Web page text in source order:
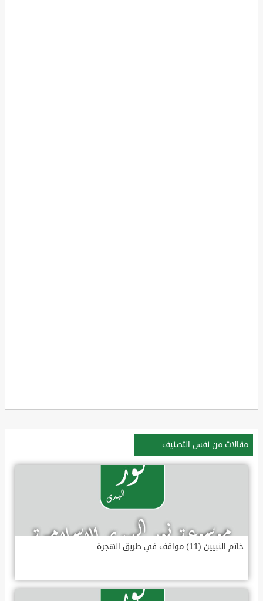
مقالات من نفس التصنيف
خاتم النبيين (11) مواقف في طريق الهجرة